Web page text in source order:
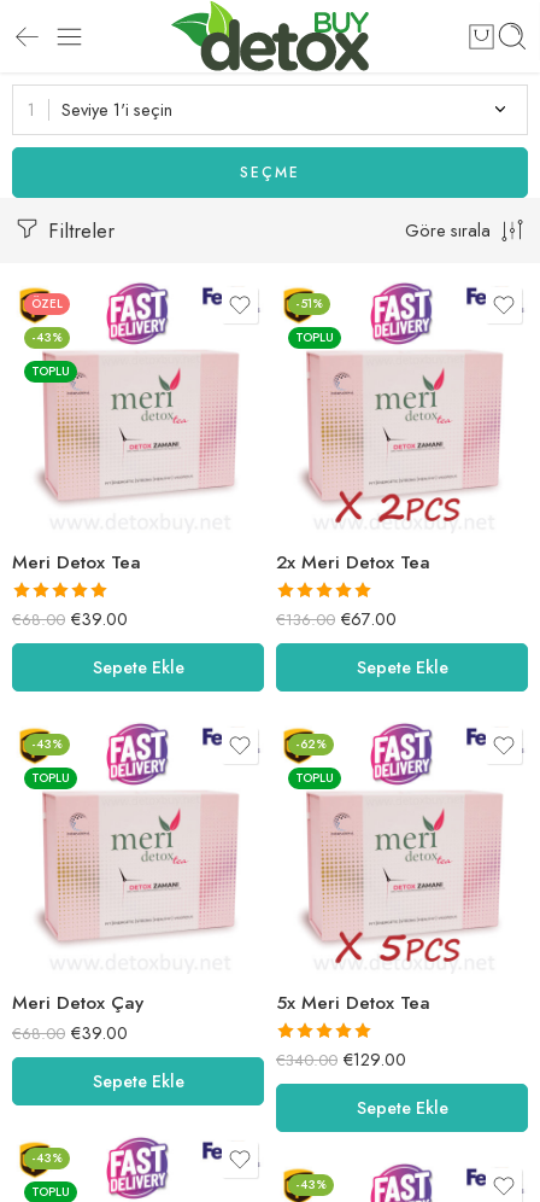
Seviye 1'i seçin
SEÇME
Filtreler Göre sırala
ÖZEL
-43%
TOPLU
Meri Detox Tea
5 üzerinden
5.00oy aldı
€68.00 €39.00
Sepete Ekle
-51%
TOPLU
2x Meri Detox Tea
5 üzerinden
5.00oy aldı
€136.00 €67.00
Sepete Ekle
-43%
TOPLU
Meri Detox Çay
€68.00 €39.00
Sepete Ekle
-62%
TOPLU
5x Meri Detox Tea
5 üzerinden
5.00oy aldı
€340.00 €129.00
Sepete Ekle
-43%
TOPLU
-43%